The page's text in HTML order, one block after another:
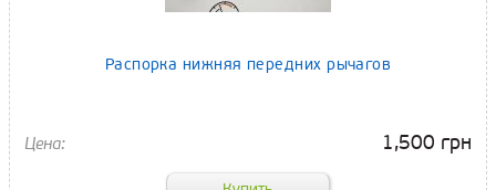
Распорка нижняя передних рычагов
1,500 грн